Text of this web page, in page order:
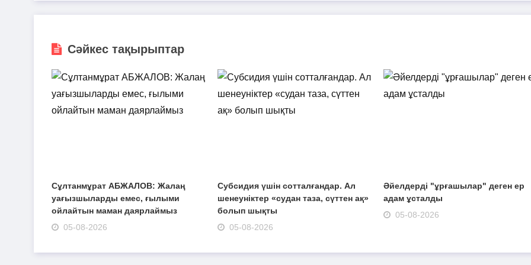
Сәйкес тақырыптар
Сұлтанмұрат АБЖАЛОВ: Жалаң
уағызшыларды емес, ғылыми
ойлайтын маман даярлаймыз
05-08-2026
Субсидия үшін сотталғандар. Ал
шенеуніктер «судан таза, сүттен ақ»
болып шықты
05-08-2026
Әйелдерді "ұрғашылар" деген ер
адам ұсталды
05-08-2026